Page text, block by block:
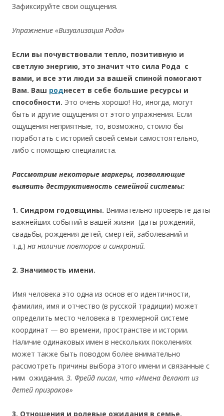
Зафиксируйте свои ощущения.
Упражнение «Визуализация Рода»
Если вы почувствовали тепло, позитивную и
светлую энергию, это значит что сила Рода с
вами, и все эти люди за вашей спиной помогают
Вам. Ваш роднесет в себе большие ресурсы и
способности. Это очень хорошо! Но, иногда, могут
быть и другие ощущения от этого упражнения. Если
ощущения неприятные, то, возможно, стоило бы
поработать с историей своей семьи самостоятельно,
либо с помощью специалиста.
Рассмотрим некоторые маркеры, позволяющие
выявить деструктивность семейной системы:
1. Синдром годовщины. Внимательно проверьте даты
важнейших событий в вашей жизни (даты рождений,
свадьбы, рождения детей, смертей, заболеваний и
т.д.) на наличие повторов и синхроний.
2. Значимость имени.
Имя человека это одна из основ его идентичности,
фамилия, имя и отчество (в русской традиции) может
определить место человека в трехмерной системе
координат — во времени, пространстве и истории.
Наличие одинаковых имен в нескольких поколениях
может также быть поводом более внимательно
рассмотреть причины выбора этого имени и связанные с
ним ожидания. З. Фрейд писал, что «Имена делают из
детей призраков»
3. Отношения и ролевые ожидания в семье.